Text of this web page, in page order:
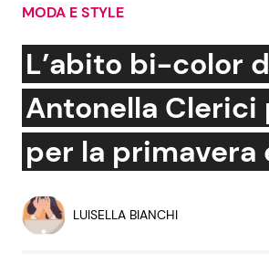
Cerca:
News e Cronaca
Attualità Italiana
Economia
MODA E STYLE
L’abito bi-color
Antonella
per la primavera
LUISELLA BIANCHI